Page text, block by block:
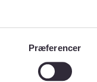
Præferencer